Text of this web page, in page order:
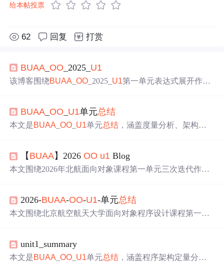
给本帖投票
62 回复 打赏
BUAA OO _2025_ U1
该博客围绕BUAA _OO _2025_ U1第一单元表达式展开作
因习惯问题在第二次作业受挫，第三次调整策略。最后提
出希望助教分享往届架构，公开互测成功样例。
BUAA OO U1单元总结
本文是BUAA _OO U1单元总结 ，涵盖度量分析、架构设
试不充分、遇困难放弃和粗心；优化主要是合并同类项但
效果不佳，作者表示有收获并希望获测试思路。
【 BUAA】2026 OO u1 Blog
本文围绕2026年北航面向对象课程第一单元三次迭代作
M）、Dumb AST/Smart Engine分层架构、多态驱动的低耦
合高内聚设计，以及组合模式、静态工厂、单例等设计模
在同类项合并中的关键作用。
2026-BUAA-OO-U1-单元总结
本文围绕北京航空航天大学面向对象程序设计课程第一单
析→计算→数据）、典型Bug根因（超时源于低效equals、
空指针源于克隆初始化缺陷）、针对性优化（深拷贝封
unit1_summary
本文是BUAA _OO U1单元总结 ，涵盖程序架构定量分